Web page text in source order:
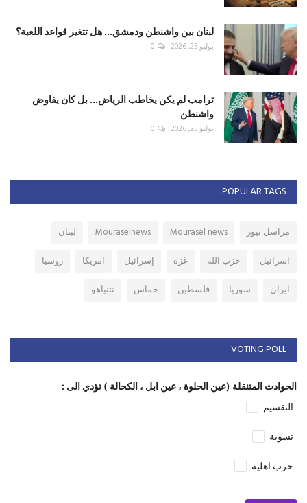
لبنان بين واشنطن ودمشق... هل تتغير قواعد اللعبة؟
يوليو 25, 2026 0
ترامب لم يكن يخاطب الرياض... بل كان يفاوض
واشنطن
يوليو 25, 2026 0
POPULAR TAGS
مراسل نيوز Mourasel news
Mouraselnews
لبنان
اسرائيل
حزب الله غزة إسرائيل امريكا
روسيا
ايران
سوريا فلسطين حماس نتنياهو
VOTING POLL
الحوادث المتنقلة (عين الحلوة ، عين ابل ، الكحالة ) تؤدي الى :
التقسيم
تسوية
حرب اهلية